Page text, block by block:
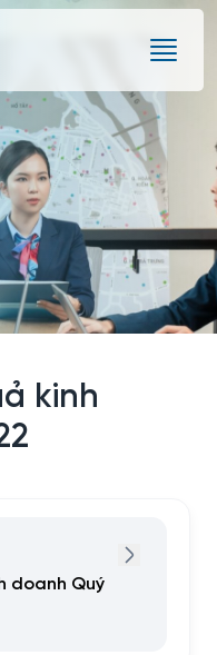
kinh
doanh Quý